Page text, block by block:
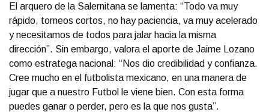
El arquero de la Salernitana se lamenta: “Todo va muy
rápido, torneos cortos, no hay paciencia, va muy acelerado
y necesitamos de todos para jalar hacia la misma
dirección”. Sin embargo, valora el aporte de Jaime Lozano
como estratega nacional: “Nos dio credibilidad y confianza.
Cree mucho en el futbolista mexicano, en una manera de
jugar que a nuestro Futbol le viene bien. Con esta forma
puedes ganar o perder, pero es la que nos gusta”.